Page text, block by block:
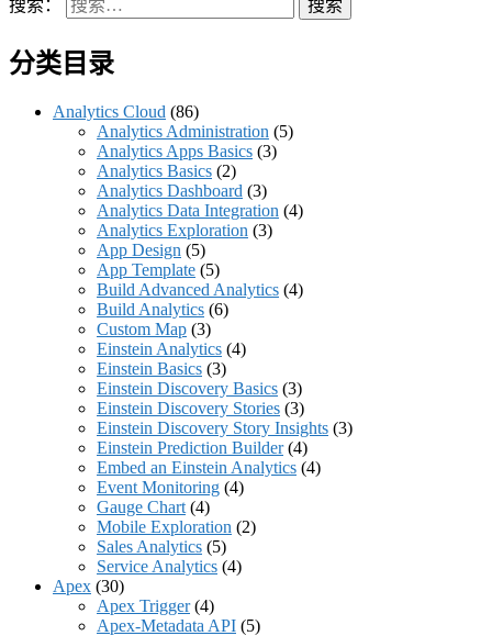
搜索：
分类目录
Analytics Cloud (86)
Analytics Administration (5)
Analytics Apps Basics (3)
Analytics Basics (2)
Analytics Dashboard (3)
Analytics Data Integration (4)
Analytics Exploration (3)
App Design (5)
App Template (5)
Build Advanced Analytics (4)
Build Analytics (6)
Custom Map (3)
Einstein Analytics (4)
Einstein Basics (3)
Einstein Discovery Basics (3)
Einstein Discovery Stories (3)
Einstein Discovery Story Insights (3)
Einstein Prediction Builder(4)
Embed an Einstein Analytics (4)
Event Monitoring (4)
Gauge Chart (4)
Mobile Exploration (2)
Sales Analytics (5)
Service Analytics (4)
Apex (30)
Apex Trigger(4)
Apex-Metadata API (5)